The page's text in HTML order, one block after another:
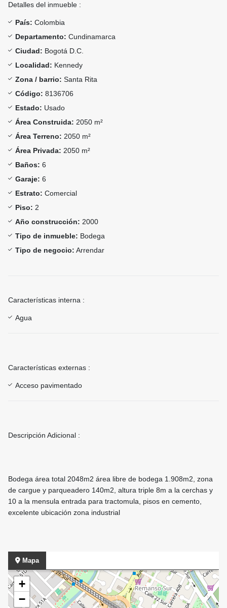
Detalles del inmueble :
País: Colombia
Departamento: Cundinamarca
Ciudad: Bogotá D.C.
Localidad: Kennedy
Zona / barrio: Santa Rita
Código: 8136706
Estado: Usado
Área Construida: 2050 m²
Área Terreno: 2050 m²
Área Privada: 2050 m²
Baños: 6
Garaje: 6
Estrato: Comercial
Piso: 2
Año construcción: 2000
Tipo de inmueble: Bodega
Tipo de negocio: Arrendar
Características interna :
Agua
Características externas :
Acceso pavimentado
Descripción Adicional :
Bodega área total 2048m2 área libre de bodega 1.908m2, zona
de cargue y parqueadero 140m2, altura triple 8m a la cerchas y
10 a la mensula entrada para tractomula, pisos en cemento,
excelente ubicación zona industrial
Mapa
+
−